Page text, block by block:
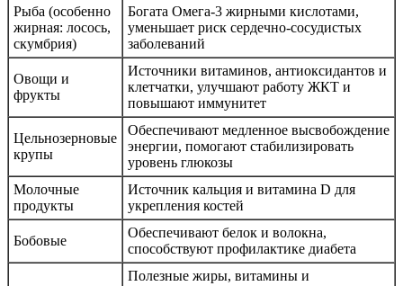
Рыба (особенно
жирная: лосось,
скумбрия)
Богата Омега-3 жирными кислотами,
уменьшает риск сердечно-сосудистых
заболеваний
Овощи и
фрукты
Источники витаминов, антиоксидантов и
клетчатки, улучшают работу ЖКТ и
повышают иммунитет
Цельнозерновые
крупы
Обеспечивают медленное высвобождение
энергии, помогают стабилизировать
уровень глюкозы
Молочные
продукты
Источник кальция и витамина D для
укрепления костей
Бобовые
Обеспечивают белок и волокна,
способствуют профилактике диабета
Полезные жиры, витамины и